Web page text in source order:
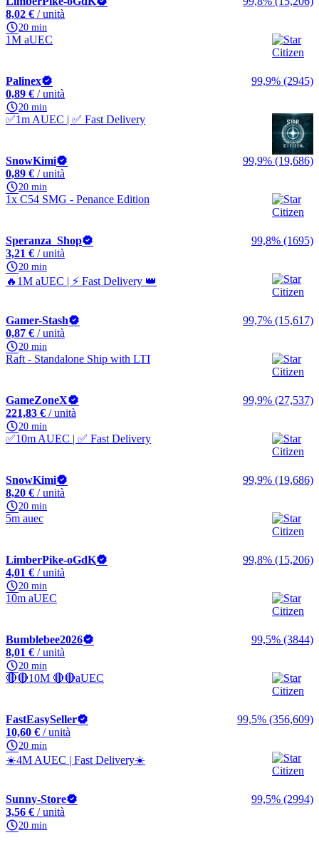
8,02 € / unità
20 min
1M aUEC
Palinex
99,9% (2945)
0,89 € / unità
20 min
✅1m AUEC | ✅ Fast Delivery
SnowKimi
99,9% (19,686)
0,89 € / unità
20 min
1x C54 SMG - Penance Edition
Speranza_Shop
99,8% (1695)
3,21 € / unità
20 min
🔥1M aUEC | ⚡ Fast Delivery 👑
Gamer-Stash
99,7% (15,617)
0,87 € / unità
20 min
Raft - Standalone Ship with LTI
GameZoneX
99,9% (27,537)
221,83 € / unità
20 min
✅10m AUEC | ✅ Fast Delivery
SnowKimi
99,9% (19,686)
8,20 € / unità
20 min
5m auec
LimberPike-oGdK
99,8% (15,206)
4,01 € / unità
20 min
10m aUEC
Bumblebee2026
99,5% (3844)
8,01 € / unità
20 min
🔴🔴10M 🔴🔴aUEC
FastEasySeller
99,5% (356,609)
10,60 € / unità
20 min
☀️4M AUEC | Fast Delivery☀️
Sunny-Store
99,5% (2994)
3,56 € / unità
20 min